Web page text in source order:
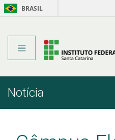
BRASIL
NotíciaInício